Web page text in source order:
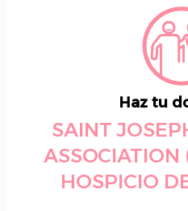
Haz tu
SAINT
ASSOCIATION
HOSPICIO